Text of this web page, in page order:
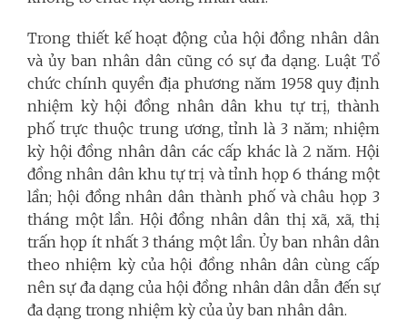
Trong thiết kế hoạt động của hội đồng nhân dân
và ủy ban nhân dân cũng có sự đa dạng. Luật Tổ
chức chính quyền địa phương năm 1958 quy định
nhiệm kỳ hội đồng nhân dân khu tự trị, thành
phố trực thuộc trung ương, tỉnh là 3 năm; nhiệm
kỳ hội đồng nhân dân các cấp khác là 2 năm. Hội
đồng nhân dân khu tự trị và tỉnh họp 6 tháng một
lần; hội đồng nhân dân thành phố và châu họp 3
tháng một lần. Hội đồng nhân dân thị xã, xã, thị
trấn họp ít nhất 3 tháng một lần. Ủy ban nhân dân
theo nhiệm kỳ của hội đồng nhân dân cùng cấp
nên sự đa dạng của hội đồng nhân dân dẫn đến sự
đa dạng trong nhiệm kỳ của ủy ban nhân dân.